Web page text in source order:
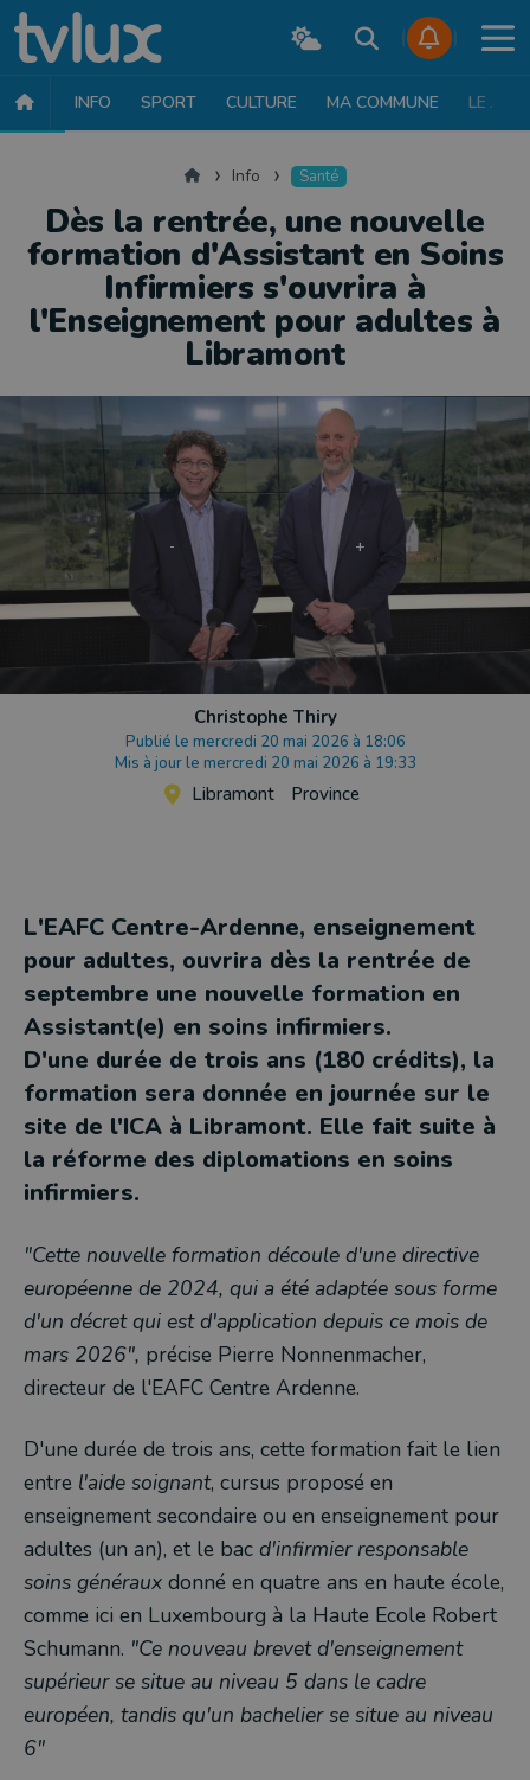
INFO SPORT CULTURE MA COMMUNE LE JT
AccueilInfo Santé
Dès la rentrée, une nouvelle
formation d'Assistant en Soins
Infirmiers s'ouvrira à
l'Enseignement pour adultes à
Libramont
Christophe Thiry
Publié le mercredi 20 mai 2026 à 18:06
Mis à jour le mercredi 20 mai 2026 à 19:33
Libramont Province
L'EAFC Centre-Ardenne, enseignement
pour adultes, ouvrira dès la rentrée de
septembre une nouvelle formation en
Assistant(e) en soins infirmiers.
D'une durée de trois ans (180 crédits), la
formation sera donnée en journée sur le
site de l'ICA à Libramont. Elle fait suite à
la réforme des diplomations en soins
infirmiers.
"Cette nouvelle formation découle d'une directive
européenne de 2024, qui a été adaptée sous forme
d'un décret qui est d'application depuis ce mois de
mars 2026", précise Pierre Nonnenmacher,
directeur de l'EAFC Centre Ardenne.
D'une durée de trois ans, cette formation fait le lien
entre l'aide soignant, cursus proposé en
enseignement secondaire ou en enseignement pour
adultes (un an), et le bac d'infirmier responsable
soins généraux donné en quatre ans en haute école,
comme ici en Luxembourg à la Haute Ecole Robert
Schumann. "Ce nouveau brevet d'enseignement
supérieur se situe au niveau 5 dans le cadre
européen, tandis qu'un bachelier se situe au niveau
6"